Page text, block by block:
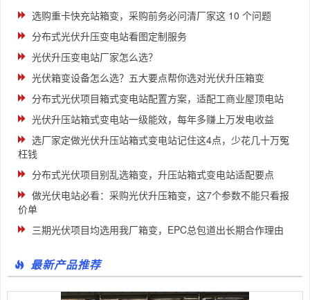
选购重卡快充站箱变，采购前务必问清厂家这 10 个问题
分布式光伏升压变电站看图定制服务
光伏升压变电站厂家怎么选？
光伏箱变设备怎么选？五大要点帮你选对光伏升压箱变
分布式光伏项目箱式变电站配置方案，适配工商业屋顶电站
光伏升压站箱式变电站一级能效，每年多赚上万发电收益
选厂家定做光伏升压站箱式变电站记住这4点，少花几十万冤
枉钱
分布式光伏项目别乱选箱变，升压站箱式变电站适配要点
做光伏电站必看：采购光伏升压箱变，这7个参数不能只看报
价单
三期光伏项目均选用我厂箱变，EPC总包道出长期合作理由
最新产品推荐